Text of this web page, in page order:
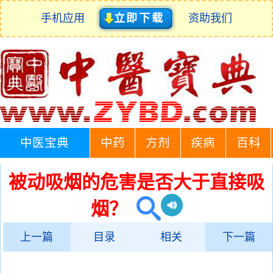
手机应用 立即下载 资助我们
中医宝典 中药 方剂 疾病 百科
被动吸烟的危害是否大于直接吸
烟？
上一篇 目录 相关 下一篇